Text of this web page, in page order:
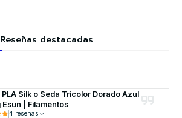
Reseñas destacadas
PLA Silk o Seda Tricolor Dorado Azul
Esun | Filamentos
4 reseñas